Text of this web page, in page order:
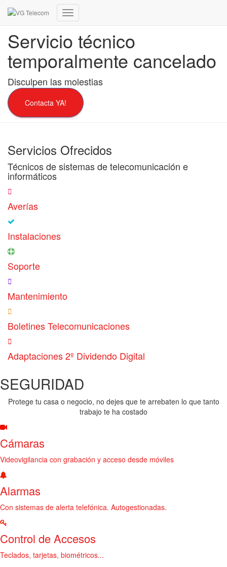
Cambiar
de
navegación
Servicio técnico
temporalmente cancelado
Disculpen las molestias
Contacta YA!
Servicios Ofrecidos
Técnicos de sistemas de telecomunicación e
informáticos
Averías
Instalaciones
Soporte
Mantenimiento
Boletines Telecomunicaciones
Adaptaciones 2º Dividendo Digital
SEGURIDAD
Protege tu casa o negocio, no dejes que te arrebaten lo que tanto
trabajo te ha costado
Cámaras
Videovigilancia con grabación y acceso desde móviles
Alarmas
Con sistemas de alerta telefónica. Autogestionadas.
Control de Accesos
Teclados, tarjetas, biométricos...